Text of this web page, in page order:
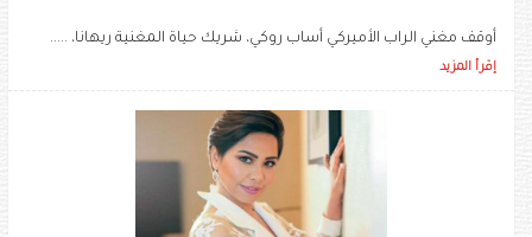
أوقف مغني الراب الأميركي أساب روكي، شريك حياة المغنية ريهانا، .....
إقرأ المزيد